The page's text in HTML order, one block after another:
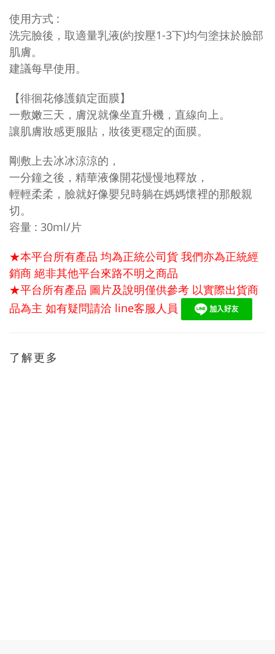
使用方式 :
洗完臉後，取適量乳液(約按壓1-3下)均勻塗抹於臉部
肌膚。
建議每早使用。
【徘徊花修護鎮定面膜】
一敷嫩三天，膚況就像坐直升機，直線向上。
讓肌膚妝感更服貼，妝後更穩定的面膜。
剛敷上去冰冰涼涼的，
一分鐘之後，精華液像開花慢慢地釋放，
輕輕柔柔， 臉就好像嬰兒時躺在媽媽懷裡的那般親
切。
容量 : 30ml/片
★本平台所有產品 均為正統公司貨 我們亦為正統經
銷商 絕非其他平台來路不明之商品
★平台所有產品 圖片及說明僅供參考 以實際出貨商
品為主 如有疑問請洽 line客服人員
了解更多